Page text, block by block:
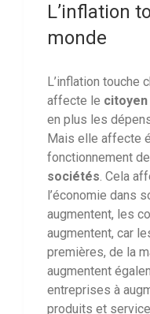
L’inflation
monde
L’inflation touche
affecte le
en plus les
Mais elle affecte
fonctionnement
sociétés . Cela
l’économie dans
augmentent, les
augmentent, car
premières, de la
augmentent
entreprises à
produits et